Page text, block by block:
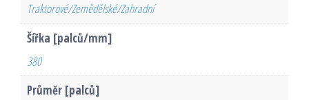
Traktorové/Zemědělské/Zahradní
Šířka [palců/mm]
380
Průměr [palců]